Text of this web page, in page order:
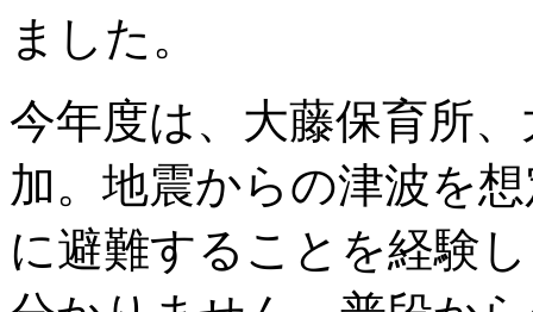
ました。
今年度は、大藤保育所
加。地震からの津波を
に避難することを経験